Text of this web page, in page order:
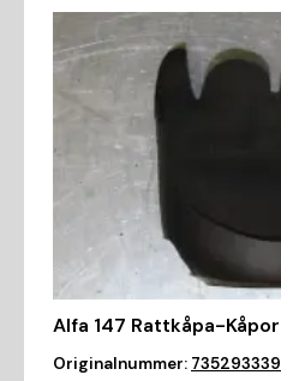
Alfa 147 Rattkåpa-Kåpor
Originalnummer: 735293339